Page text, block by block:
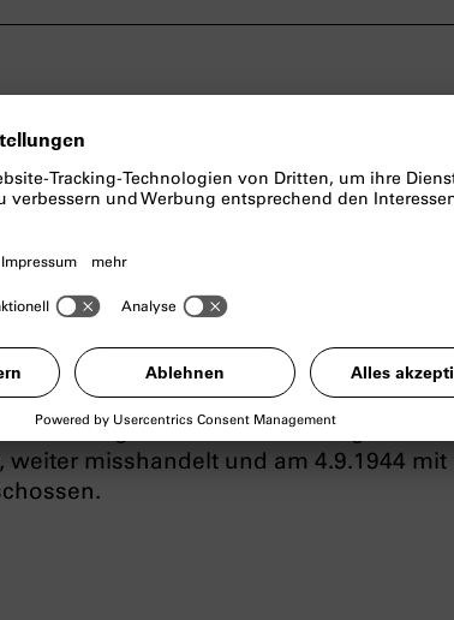
kommandiert und nahm bereits
Nach dem
deutschen Überfall auf
im Nordkaukasus in Gefangenschaft.
wurde dort aber bei einer Razzia
wo er unter seinen
dem Decknamen „Kretschet“ wurde
BSW und gehörte bald ihrem
verhaftet, wurde Korbukow bis
festgehalten und schwer gefoltert.
weiter misshandelt und am 4.9.1944 mit